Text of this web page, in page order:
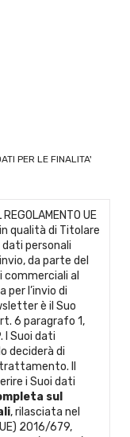
PER LE FINALITA'
UE
qualità di Titolare
personali
da parte del
commerciali al
per l’invio di
è il Suo
6 paragrafo 1,
I Suoi dati
deciderà di
trattamento. Il
i Suoi dati
sul
, rilasciata nel
2016/679,